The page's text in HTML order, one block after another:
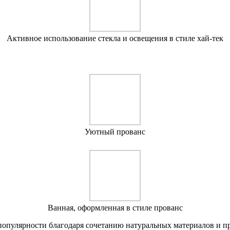
Активное использование стекла и освещения в стиле хай-тек
Уютный прованс
Ванная, оформленная в стиле прованс
благодаря сочетанию натуральных материалов и